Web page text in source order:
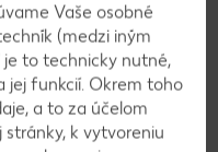
K-Favourites
Zálievka
Kúp 2 za 1 Zálievka
Ochucovadlo
250 ml
(=1 l 3,90)
-34%
1,95
Vaše osobné
(medzi iným
to technicky nutné,
jej funkcií. Okrem toho
a to za účelom
k vytvoreniu